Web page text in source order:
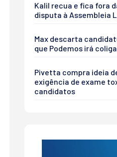
Kalil recua e fica fora
disputa à Assembleia
Max descarta
que Podemos irá
Pivetta compra ideia
exigência de exame
candidatos